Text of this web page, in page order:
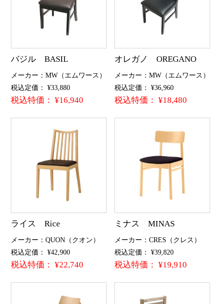
バジル BASIL
メーカー：MW（エムワース）
税込定価： ¥33,880
税込特価： ¥16,940
オレガノ OREGANO
メーカー：MW（エムワース）
税込定価： ¥36,960
税込特価： ¥18,480
ライス Rice
メーカー：QUON（クオン）
税込定価： ¥42,900
税込特価： ¥22,740
ミナス MINAS
メーカー：CRES（クレス）
税込定価： ¥39,820
税込特価： ¥19,910